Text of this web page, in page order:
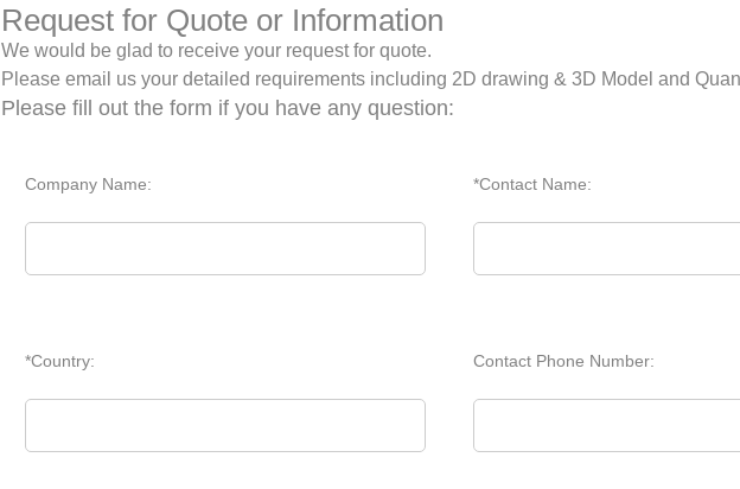
Request for Quote or Information
We would be glad to receive your request for quote.
Please email us your detailed requirements including 2D drawing & 3D Model and
Please fill out the form if you have any question:
Company Name: *Contact Name:
*Country: Contact Phone Number: